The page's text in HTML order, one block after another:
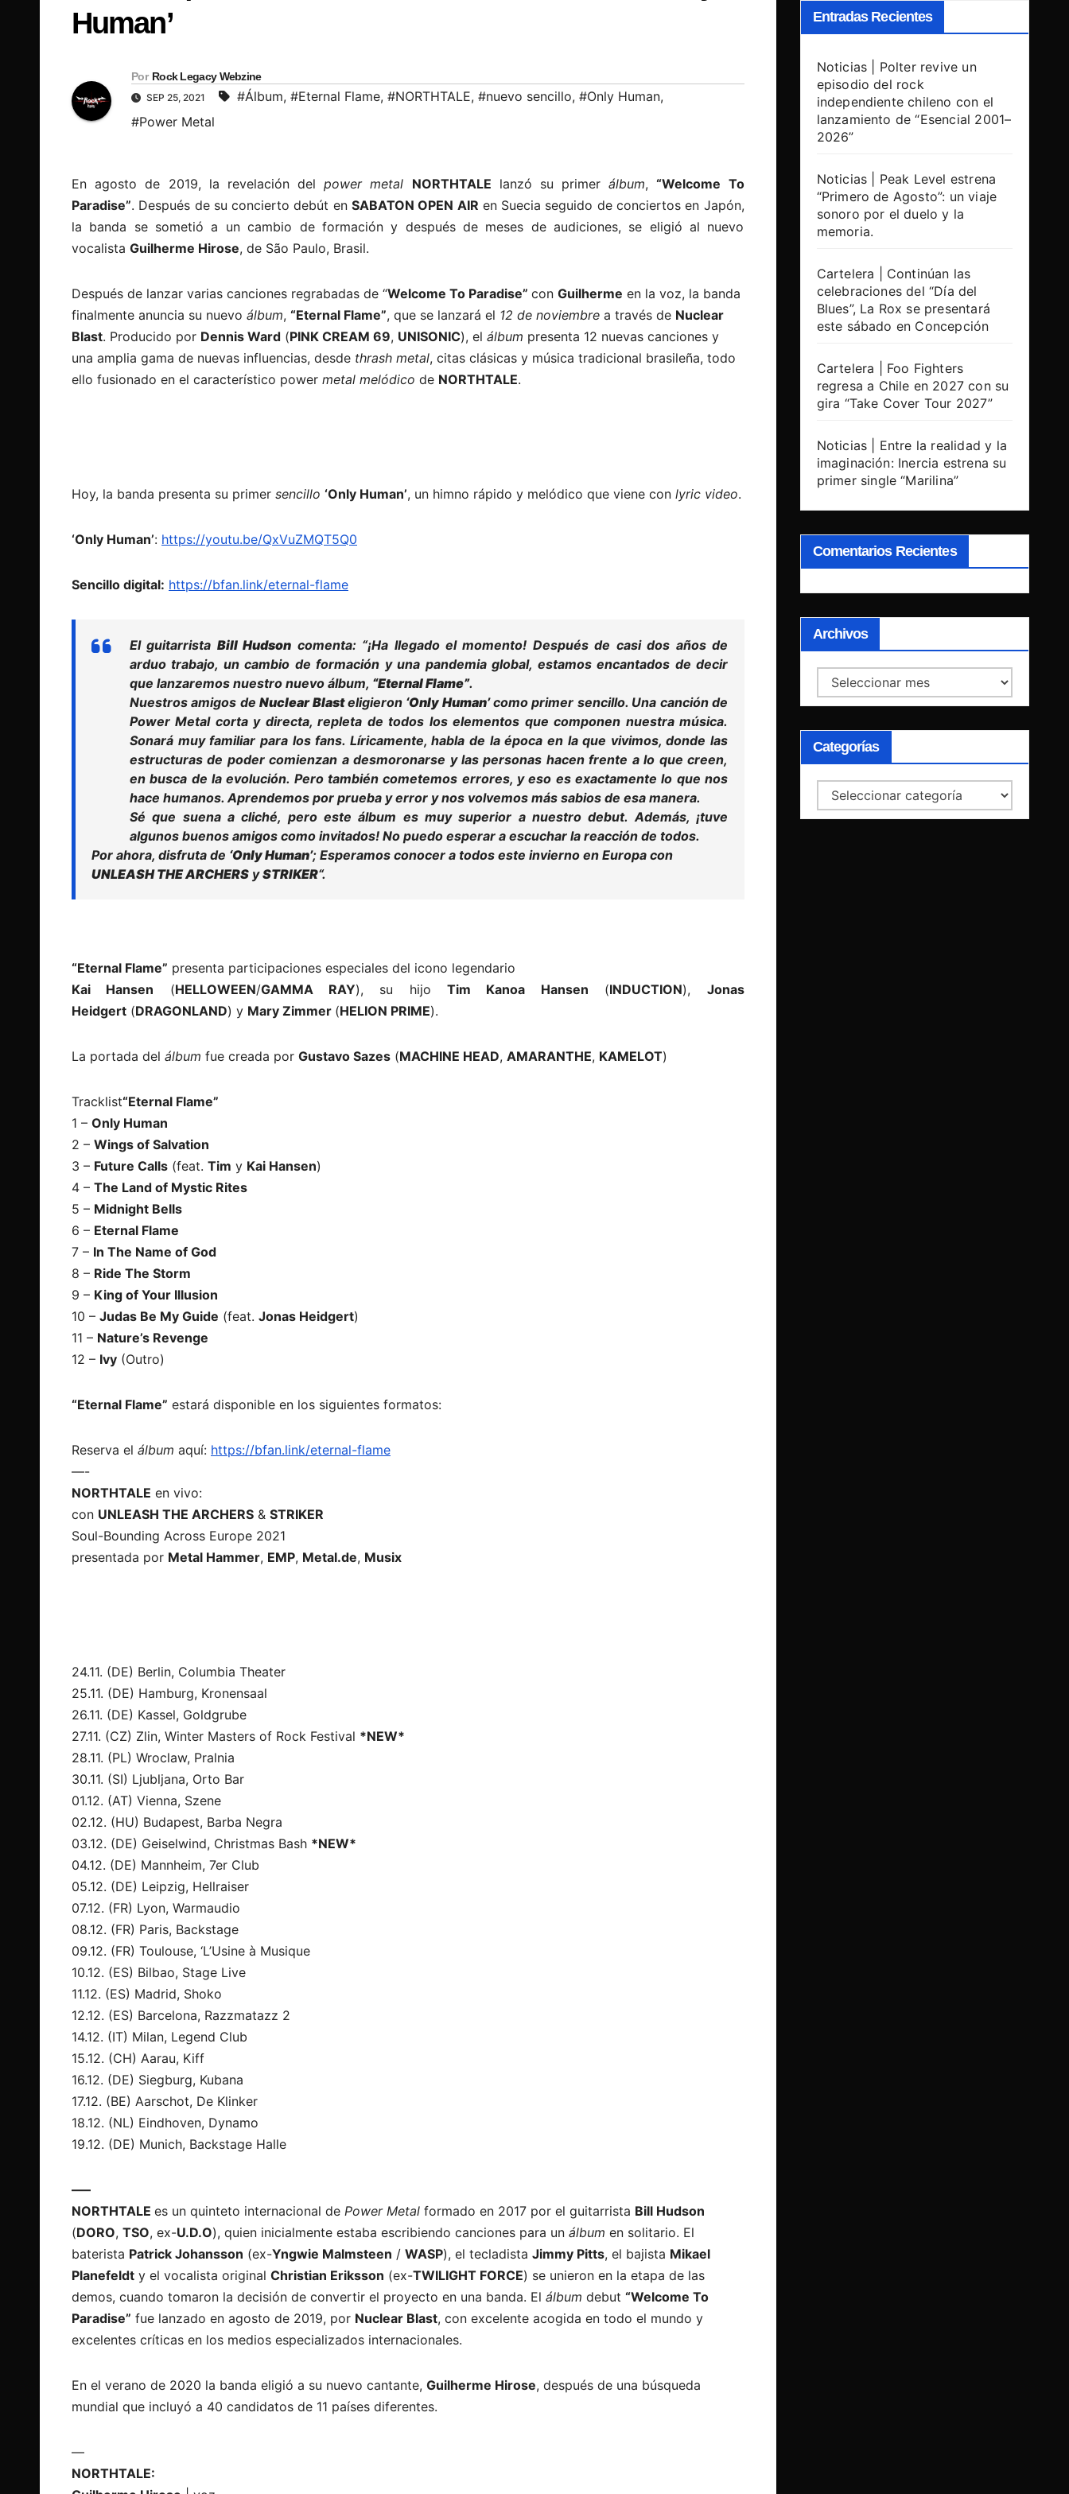
Human’
Por Rock Legacy Webzine
SEP 25, 2021 #Álbum, #Eternal Flame, #NORTHTALE, #nuevo sencillo, #Only Human,
#Power Metal
En agosto de 2019, la revelación delpower metal NORTHTALE lanzó su primerálbum,“Welcome To
Paradise”. Después de su concierto debút en SABATON OPEN AIR en Suecia seguido de conciertos en Japón,
la banda se sometió a un cambio de formación y después de meses de audiciones, se eligió al nuevo
vocalista Guilherme Hirose, de São Paulo, Brasil.
Después de lanzar varias canciones regrabadas de “Welcome To Paradise” con Guilherme en la voz, la banda
finalmente anuncia su nuevo álbum, “Eternal Flame”, que se lanzará el 12 de noviembre a través de Nuclear
Blast. Producido por Dennis Ward (PINK CREAM 69, UNISONIC), el álbum presenta 12 nuevas canciones y
una amplia gama de nuevas influencias, desde thrash metal, citas clásicas y música tradicional brasileña, todo
ello fusionado en el característico power metal melódico de NORTHTALE.
Hoy, la banda presenta su primer sencillo ‘Only Human’, un himno rápido y melódico que viene con lyric video.
‘Only Human’: https://youtu.be/QxVuZMQT5Q0
Sencillo digital: https://bfan.link/eternal-flame
El guitarrista Bill Hudson comenta: “¡Ha llegado el momento! Después de casi dos años de
arduo trabajo, un cambio de formación y una pandemia global, estamos encantados de decir
que lanzaremos nuestro nuevo álbum, “Eternal Flame”.
Nuestros amigos deNuclear Blasteligieron ‘Only Human’como primer sencillo. Una canción de
Power Metalcorta y directa, repleta de todos los elementos que componen nuestra música.
Sonará muy familiar para los fans. Líricamente, habla de la época en la que vivimos, donde las
estructuras de poder comienzan a desmoronarse y las personas hacen frente a lo que creen,
en busca de la evolución. Pero también cometemos errores, y eso es exactamente lo que nos
hace humanos. Aprendemos por prueba y error y nos volvemos más sabios de esa manera.
Sé que suena a cliché, pero esteálbum es muy superior a nuestro debut. Además, ¡tuve
algunos buenos amigos como invitados! No puedo esperar a escuchar la reacción de todos.
Por ahora, disfruta de ‘Only Human’; Esperamos conocer a todos este invierno en Europa con
UNLEASH THE ARCHERS ySTRIKER“.
“Eternal Flame” presenta participaciones especiales del icono legendario
Kai Hansen (HELLOWEEN/GAMMA RAY), su hijoTim Kanoa Hansen (INDUCTION), Jonas
Heidgert (DRAGONLAND) y Mary Zimmer (HELION PRIME).
La portada del álbum fue creada por Gustavo Sazes (MACHINE HEAD, AMARANTHE, KAMELOT)
Tracklist“Eternal Flame”
1 – Only Human
2 – Wings of Salvation
3 – Future Calls (feat. Tim y Kai Hansen)
4 – The Land of Mystic Rites
5 – Midnight Bells
6 – Eternal Flame
7 – In The Name of God
8 – Ride The Storm
9 – King of Your Illusion
10 – Judas Be My Guide (feat. Jonas Heidgert)
11 – Nature’s Revenge
12 – Ivy (Outro)
“Eternal Flame” estará disponible en los siguientes formatos:
Reserva el álbum aquí: https://bfan.link/eternal-flame
—-
NORTHTALE en vivo:
con UNLEASH THE ARCHERS & STRIKER
Soul-Bounding Across Europe 2021
presentada por Metal Hammer, EMP, Metal.de, Musix
24.11. (DE) Berlin, Columbia Theater
25.11. (DE) Hamburg, Kronensaal
26.11. (DE) Kassel, Goldgrube
27.11. (CZ) Zlin, Winter Masters of Rock Festival *NEW*
28.11. (PL) Wroclaw, Pralnia
30.11. (SI) Ljubljana, Orto Bar
01.12. (AT) Vienna, Szene
02.12. (HU) Budapest, Barba Negra
03.12. (DE) Geiselwind, Christmas Bash *NEW*
04.12. (DE) Mannheim, 7er Club
05.12. (DE) Leipzig, Hellraiser
07.12. (FR) Lyon, Warmaudio
08.12. (FR) Paris, Backstage
09.12. (FR) Toulouse, ‘L’Usine à Musique
10.12. (ES) Bilbao, Stage Live
11.12. (ES) Madrid, Shoko
12.12. (ES) Barcelona, Razzmatazz 2
14.12. (IT) Milan, Legend Club
15.12. (CH) Aarau, Kiff
16.12. (DE) Siegburg, Kubana
17.12. (BE) Aarschot, De Klinker
18.12. (NL) Eindhoven, Dynamo
19.12. (DE) Munich, Backstage Halle
—–
NORTHTALE es un quinteto internacional de Power Metal formado en 2017 por el guitarrista Bill Hudson
(DORO, TSO, ex-U.D.O), quien inicialmente estaba escribiendo canciones para un álbum en solitario. El
baterista Patrick Johansson (ex-Yngwie Malmsteen / WASP), el tecladista Jimmy Pitts, el bajista Mikael
Planefeldt y el vocalista original Christian Eriksson (ex-TWILIGHT FORCE) se unieron en la etapa de las
demos, cuando tomaron la decisión de convertir el proyecto en una banda. El álbum debut “Welcome To
Paradise” fue lanzado en agosto de 2019, por Nuclear Blast, con excelente acogida en todo el mundo y
excelentes críticas en los medios especializados internacionales.
En el verano de 2020 la banda eligió a su nuevo cantante, Guilherme Hirose, después de una búsqueda
mundial que incluyó a 40 candidatos de 11 países diferentes.
—
NORTHTALE:
Entradas Recientes
Noticias | Polter revive un
episodio del rock
independiente chileno con el
lanzamiento de “Esencial 2001–
2026”
Noticias | Peak Level estrena
“Primero de Agosto”: un viaje
sonoro por el duelo y la
memoria.
Cartelera | Continúan las
celebraciones del “Día del
Blues”, La Rox se presentará
este sábado en Concepción
Cartelera | Foo Fighters
regresa a Chile en 2027 con su
gira “Take Cover Tour 2027”
Noticias | Entre la realidad y la
imaginación: Inercia estrena su
primer single “Marilina”
Comentarios Recientes
Archivos
Archivos
Categorías
Categorías